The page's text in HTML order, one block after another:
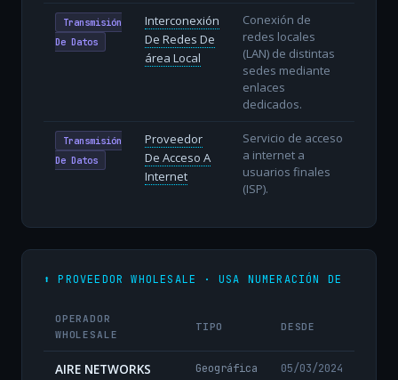
Transmisión
De Datos
Interconexión
De Redes De
área Local
Conexión de
redes locales
(LAN) de distintas
sedes mediante
enlaces
dedicados.
Transmisión
De Datos
Proveedor
De Acceso A
Internet
Servicio de acceso
a internet a
usuarios finales
(ISP).
⬆️ PROVEEDOR WHOLESALE · USA NUMERACIÓN DE
OPERADOR
WHOLESALE
TIPO DESDE
AIRE NETWORKS
Geográfica 05/03/2024